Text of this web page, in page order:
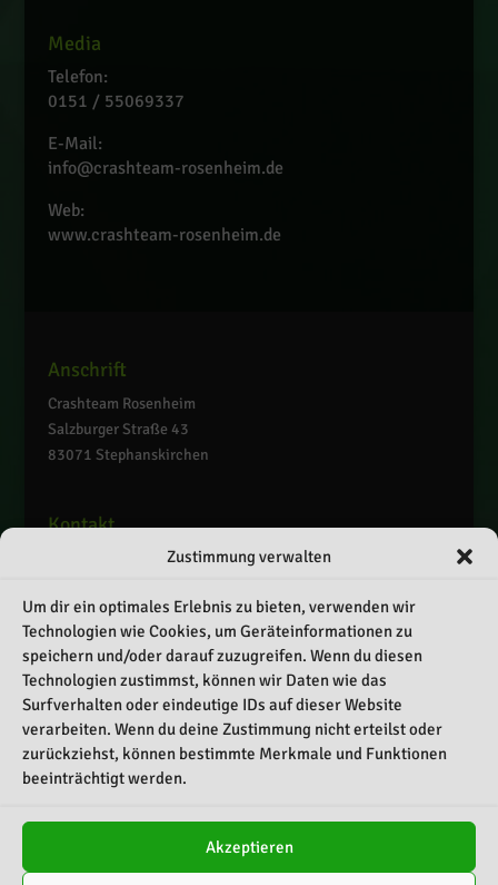
Zustimmung verwalten
Um dir ein optimales Erlebnis zu bieten, verwenden wir
Technologien wie Cookies, um Geräteinformationen zu
speichern und/oder darauf zuzugreifen. Wenn du diesen
Technologien zustimmst, können wir Daten wie das
Surfverhalten oder eindeutige IDs auf dieser Website
verarbeiten. Wenn du deine Zustimmung nicht erteilst oder
zurückziehst, können bestimmte Merkmale und Funktionen
beeinträchtigt werden.
Akzeptieren
Media
Telefon:
0151 / 55069337
E-Mail:
info@crashteam-rosenheim.de
Web:
www.crashteam-rosenheim.de
Anschrift
Crashteam Rosenheim
Salzburger Straße 43
83071 Stephanskirchen
Kontakt
Telefon: 0151 / 55069337
Web: www.crashteam-rosenheim.de
Schnellnavigation
Kontakt
Impressum
Datenschutz